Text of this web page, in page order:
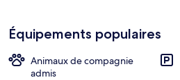
Équipements populaires
Animaux de compagnie
admis